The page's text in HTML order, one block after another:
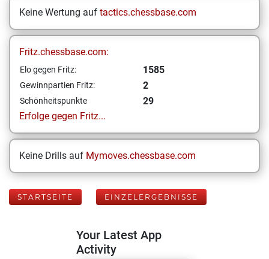
Keine Wertung auf tactics.chessbase.com
Fritz.chessbase.com:
Elo gegen Fritz: 1585
Gewinnpartien Fritz: 2
Schönheitspunkte
29
Erfolge gegen Fritz...
Keine Drills auf Mymoves.chessbase.com
STARTSEITE EINZELERGEBNISSE
Your Latest App
Activity